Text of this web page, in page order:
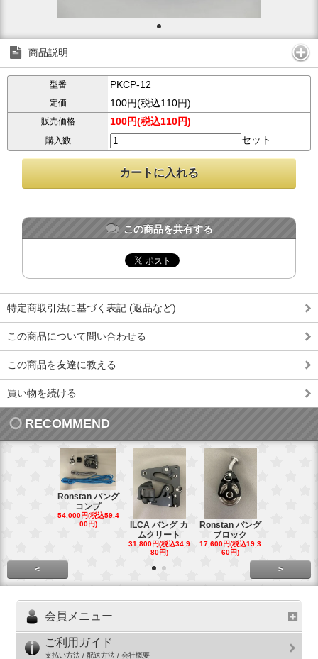
商品説明
型番 PKCP-12
定価 100円(税込110円)
販売価格 100円(税込110円)
購入数 セット
この商品を共有する
特定商取引法に基づく表記 (返品など)
この商品について問い合わせる
この商品を友達に教える
買い物を続ける
RECOMMEND
Ronstan バング
コンプ
54,000円(税込59,4
00円)
ILCA バング カ
ムクリート
31,800円(税込34,9
80円)
Ronstan バング
ブロック
17,600円(税込19,3
60円)
< >
会員メニュー
ご利用ガイド
支払い方法 / 配送方法 / 会社概要